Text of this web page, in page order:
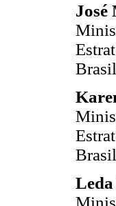
José
Brasil
Brasil
Leda